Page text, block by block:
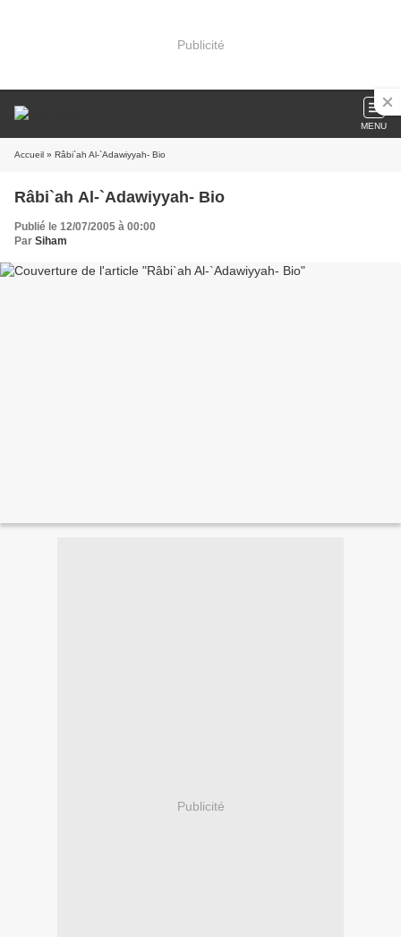
Publicité
MENU
Accueil » Râbi`ah Al-`Adawiyyah- Bio
Râbi`ah Al-`Adawiyyah- Bio
Publié le 12/07/2005 à 00:00
Par Siham
Publicité